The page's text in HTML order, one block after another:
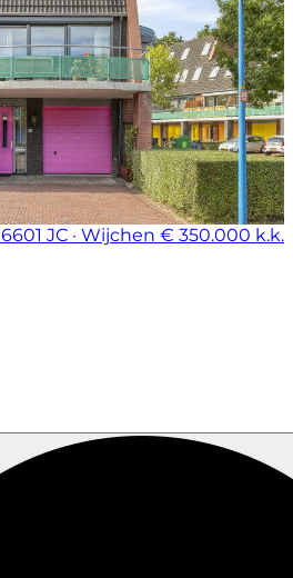
6601 JC · Wijchen € 350.000 k.k.